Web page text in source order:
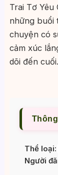
Trai Tơ Yêu
những buổi
chuyện có
cảm xúc
dõi đến cuối.
Thể loại:
Người